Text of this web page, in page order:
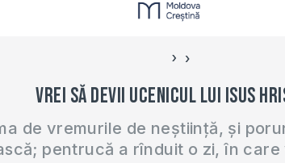
‹ ›
Vrei să devii ucenicul lui Isus
de vremurile de neștiință, și
pentrucă a rînduit o zi, în